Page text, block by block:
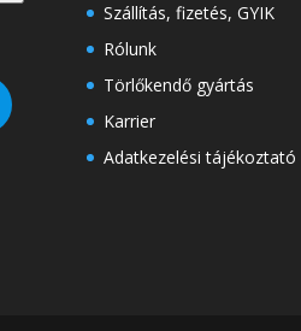
Szállítás, fizetés, GYIK
Rólunk
Törlőkendő gyártás
Karrier
Adatkezelési tájékoztató